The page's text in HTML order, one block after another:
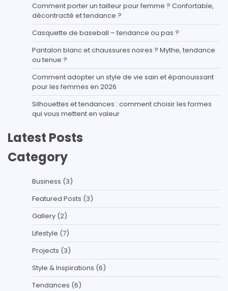
Comment porter un tailleur pour femme ? Confortable,
décontracté et tendance ?
Casquette de baseball – tendance ou pas ?
Pantalon blanc et chaussures noires ? Mythe, tendance
ou tenue ?
Comment adopter un style de vie sain et épanouissant
pour les femmes en 2026
Silhouettes et tendances : comment choisir les formes
qui vous mettent en valeur
Latest Posts
Category
Business (3)
Featured Posts (3)
Gallery (2)
Lifestyle (7)
Projects (3)
Style & Inspirations (6)
Tendances (6)